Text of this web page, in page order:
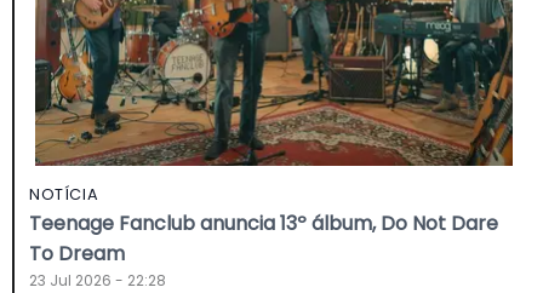
NOTÍCIA
Teenage Fanclub anuncia 13º álbum, Do Not Dare
To Dream
23 Jul 2026 - 22:28